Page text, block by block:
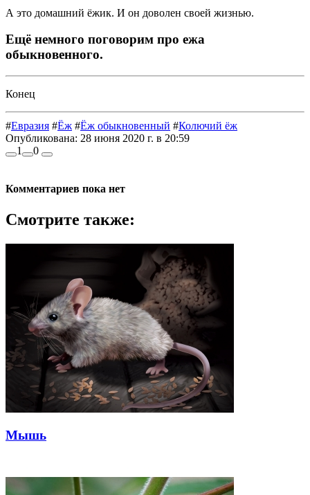
А это домашний ёжик. И он доволен своей жизнью.
Ещё немного поговорим про ежа
обыкновенного.
Конец
#Евразия #Ёж #Ёж обыкновенный #Колючий ёж
Опубликована: 28 июня 2020 г. в 20:59
1
0
Комментариев пока нет
Смотрите также:
Мышь